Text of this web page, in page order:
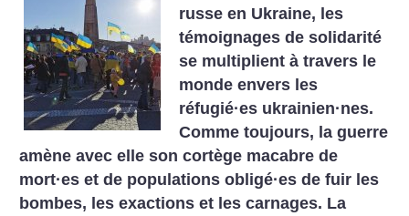
russe en Ukraine, les
témoignages de solidarité
se multiplient à travers le
monde envers les
réfugié·es ukrainien·nes.
Comme toujours, la guerre
amène avec elle son cortège macabre de
mort·es et de populations obligé·es de fuir les
bombes, les exactions et les carnages. La